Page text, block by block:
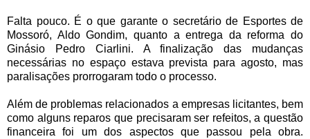
Falta pouco. É o que garante o secretário de Esportes de
Mossoró, Aldo Gondim, quanto a entrega da reforma do
Ginásio Pedro Ciarlini. A finalização das mudanças
necessárias no espaço estava prevista para agosto, mas
paralisações prorrogaram todo o processo.
Além de problemas relacionados a empresas licitantes, bem
como alguns reparos que precisaram ser refeitos, a questão
financeira foi um dos aspectos que passou pela obra.